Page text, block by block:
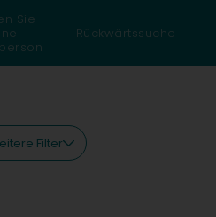
Sie
Rückwärtssuche
Filter